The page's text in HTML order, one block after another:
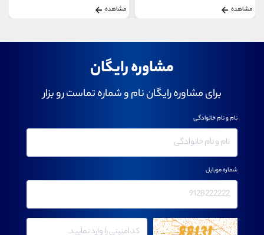
مشاهده مشاهده
مشاوره رایگان
برای مشاوره رایگان نام و شماره تماست رو بزار
نام و نام خانوادگی
شماره موبایل